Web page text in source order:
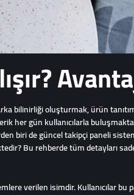
bilinirliği oluşturmak, ürün
her gün kullanıcılarla
biri de güncel takipçi paneli
Bu rehberde tüm detayları
verilen isimdir. Kullanıcılar bu